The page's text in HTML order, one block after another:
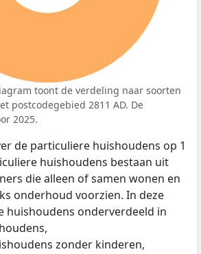
toont de verdeling naar soorten
postcodegebied 2811 AD. De
2025.
de particuliere huishoudens op 1
huishoudens bestaan uit
die alleen of samen wonen en
onderhoud voorzien. In deze
huishoudens onderverdeeld in
zonder kinderen,